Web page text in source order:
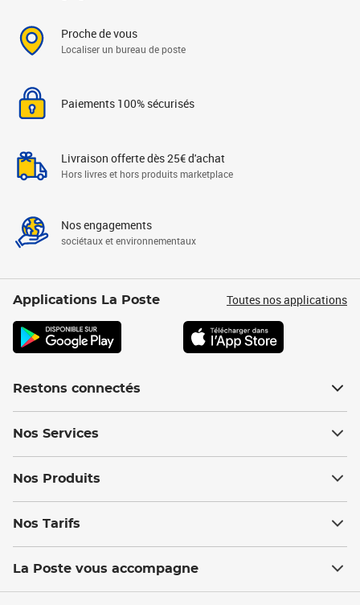
Proche de vous
Localiser un bureau de poste
Paiements 100% sécurisés
Livraison offerte dès 25€ d'achat
Hors livres et hors produits marketplace
Nos engagements
sociétaux et environnementaux
Applications La Poste Toutes nos applications
Restons connectés
Nos Services
Nos Produits
Nos Tarifs
La Poste vous accompagne